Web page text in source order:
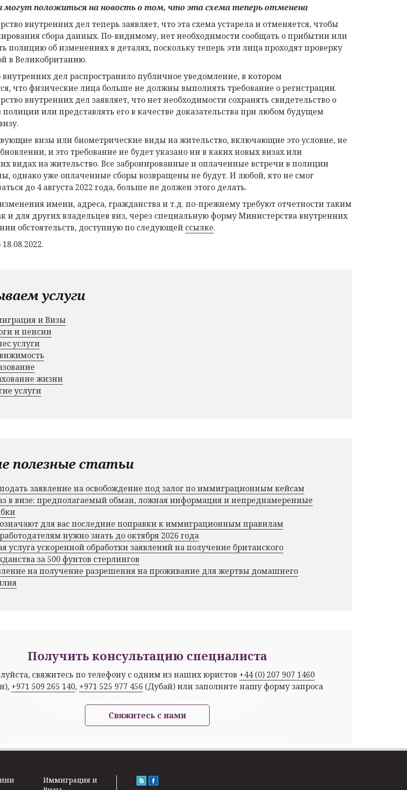
могут положиться на новость о том, что эта схема теперь отменена
внутренних дел теперь заявляет, что эта схема устарела и отменяется, чтобы
сбора данных. По-видимому, нет необходимости сообщать о прибытии или
полицию об изменениях в деталях, поскольку теперь эти лица проходят проверку
в Великобританию.
дел распространило публичное уведомление, в котором
что физические лица больше не должны выполнять требование о регистрации.
внутренних дел заявляет, что нет необходимости сохранять свидетельство о
полиции или представлять его в качестве доказательства при любом будущем
визы или биометрические виды на жительство, включающие это условие, не
и это требование не будет указано ни в каких новых визах или
видах на жительство. Все забронированные и оплаченные встречи в полиции
однако уже оплаченные сборы возвращены не будут. И любой, кто не смог
до 4 августа 2022 года, больше не должен этого делать.
имени, адреса, гражданства и т.д. по-прежнему требуют отчетности таким
и для других владельцев виз, через специальную форму Министерства внутренних
обстоятельств, доступную по следующей ссылке.
услуги
и Визы
и пенсии
услуги
жизни
услуги
полезные статьи
заявление на освобождение под залог по иммиграционным кейсам
в визе: предполагаемый обман, ложная информация и непреднамеренные
для вас последние поправки к иммиграционным правилам
нужно знать до октября 2026 года
услуга ускоренной обработки заявлений на получение британского
за 500 фунтов стерлингов
на получение разрешения на проживание для жертвы домашнего
Получить консультацию специалиста
свяжитесь по телефону с одним из наших юристов +44 (0) 207 907 1460
+971 509 265 140, +971 525 977 456 (Дубай) или заполните нашу форму запроса
Свяжитесь с нами
Иммиграция и